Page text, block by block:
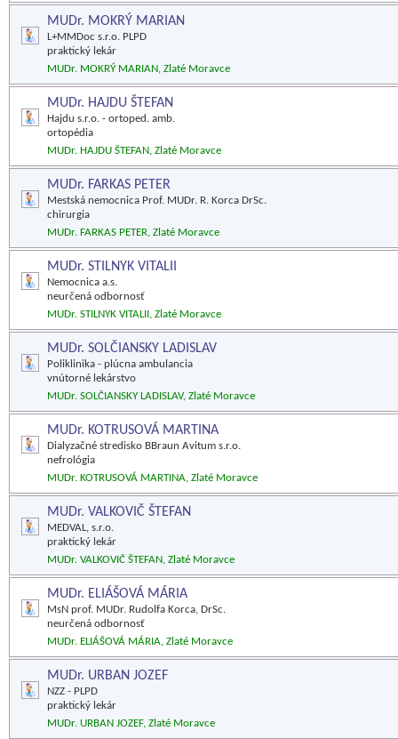
MUDr. MOKRÝ MARIAN
L+MMDoc s.r.o. PLPD
praktický lekár
MUDr. MOKRÝ MARIAN, Zlaté Moravce
MUDr. HAJDU ŠTEFAN
Hajdu s.r.o. - ortoped. amb.
ortopédia
MUDr. HAJDU ŠTEFAN, Zlaté Moravce
MUDr. FARKAS PETER
Mestská nemocnica Prof. MUDr. R. Korca DrSc.
chirurgia
MUDr. FARKAS PETER, Zlaté Moravce
MUDr. STILNYK VITALII
Nemocnica a.s.
neurčená odbornosť
MUDr. STILNYK VITALII, Zlaté Moravce
MUDr. SOLČIANSKY LADISLAV
Poliklinika - plúcna ambulancia
vnútorné lekárstvo
MUDr. SOLČIANSKY LADISLAV, Zlaté Moravce
MUDr. KOTRUSOVÁ MARTINA
Dialyzačné stredisko BBraun Avitum s.r.o.
nefrológia
MUDr. KOTRUSOVÁ MARTINA, Zlaté Moravce
MUDr. VALKOVIČ ŠTEFAN
MEDVAL, s.r.o.
praktický lekár
MUDr. VALKOVIČ ŠTEFAN, Zlaté Moravce
MUDr. ELIÁŠOVÁ MÁRIA
MsN prof. MUDr. Rudolfa Korca, DrSc.
neurčená odbornosť
MUDr. ELIÁŠOVÁ MÁRIA, Zlaté Moravce
MUDr. URBAN JOZEF
NZZ - PLPD
praktický lekár
MUDr. URBAN JOZEF, Zlaté Moravce